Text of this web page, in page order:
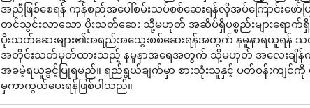
အညီဖြစ်စေရန် ကုန်စည်အပေါ်စမ်းသပ်စစ်ဆေးရန်လိုအပ်ကြောင်းဖော်ပ
တင်သွင်းလာသော ပိုးသတ်ဆေး သို့မဟုတ် အဆိပ်ရှိပစ္စည်းများရောက်ရှိ
ပိုးသတ်ဆေးများ၏အရည်အသွေးစစ်ဆေးရန်အတွက် နမူနာရယူရန်
အတိုင်းသတ်မှတ်ထားသည့် နမူနာအရေအတွက် သို့မဟုတ် အလေးချိန်ကို စ
အခမဲ့ရယူခွင့်ပြုရမည်။ ရည်ရွယ်ချက်မှာ စားသုံးသူနှင့် ပတ်ဝန်းကျင်ကို
မှကာကွယ်ပေးရန်ဖြစ်ပါသည်။